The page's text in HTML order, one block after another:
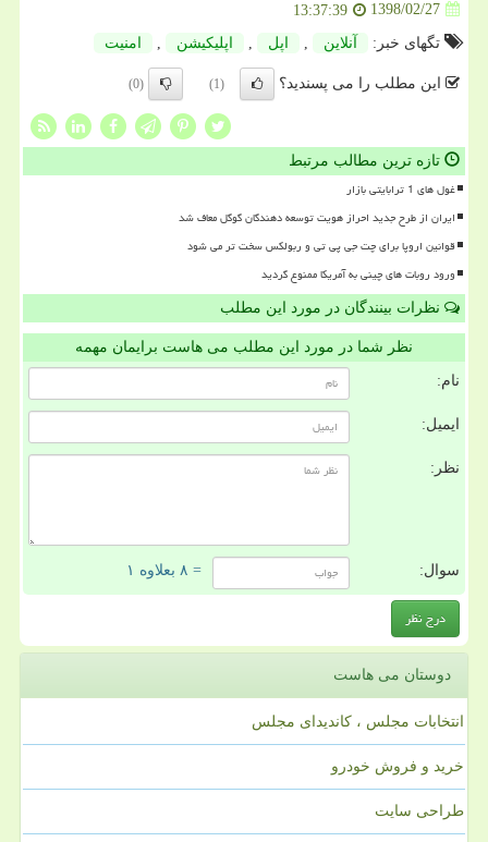
1398/02/27
13:37:39
تگهای خبر:
آنلاین اپل اپلیكیشن امنیت
این مطلب را می پسندید؟ (1)
(0)
تازه ترین مطالب مرتبط
غول های 1 ترابایتی بازار
ایران از طرح جدید احراز هویت توسعه دهندگان گوگل معاف شد
قوانین اروپا برای چت جی پی تی و ربولکس سخت تر می شود
ورود روبات های چینی به آمریکا ممنوع گردید
نظرات بینندگان در مورد این مطلب
نظر شما در مورد این مطلب می هاست برایمان مهمه
نام:
ایمیل:
نظر:
سوال: = ۸ بعلاوه ۱
دوستان می هاست
انتخابات مجلس ، کاندیدای مجلس
خرید و فروش خودرو
طراحی سایت